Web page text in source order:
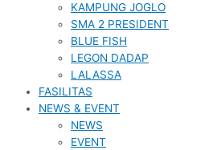
KAMPUNG JOGLO
SMA 2 PRESIDENT
BLUE FISH
LEGON DADAP
LALASSA
FASILITAS
NEWS & EVENT
NEWS
EVENT